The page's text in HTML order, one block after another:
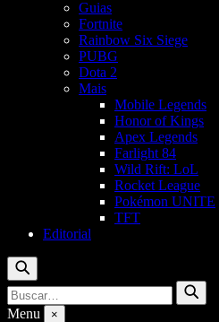
Guias
Fortnite
Rainbow Six Siege
PUBG
Dota 2
Mais
Mobile Legends
Honor of Kings
Apex Legends
Farlight 84
Wild Rift: LoL
Rocket League
Pokémon UNITE
TFT
Editorial
Buscar
Buscar
por:
Buscar
Menu ×